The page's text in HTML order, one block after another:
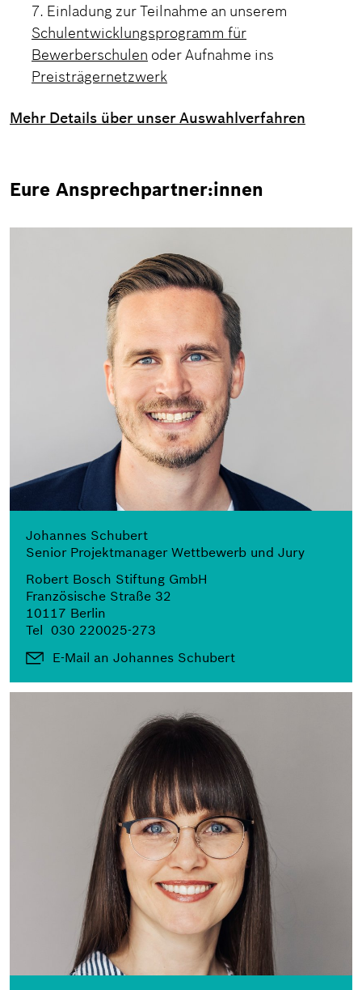
Einladung zur Teilnahme an unserem
Schulentwicklungsprogramm für
Bewerberschulen oder Aufnahme ins
Preisträgernetzwerk
Mehr Details über unser Auswahlverfahren
Eure Ansprechpartner:innen
Johannes Schubert
Senior Projektmanager Wettbewerb und Jury
Robert Bosch Stiftung GmbH
Französische Straße 32
10117 Berlin
Tel 030 220025-273
E-Mail an Johannes Schubert